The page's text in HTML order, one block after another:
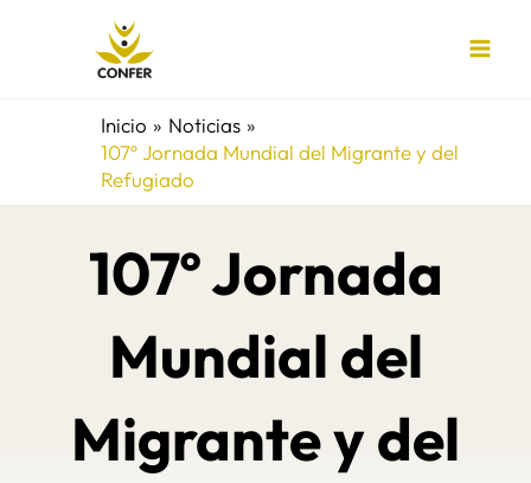
Inicio
Noticias
107º Jornada Mundial del Migrante y del
Refugiado
107º Jornada
Mundial del
Migrante y del